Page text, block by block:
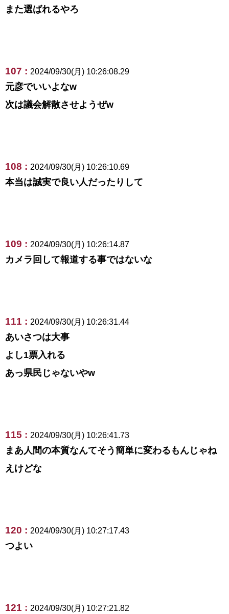
また選ばれるやろ
107 : 2024/09/30(月) 10:26:08.29
元彦でいいよなw
次は議会解散させようぜw
108 : 2024/09/30(月) 10:26:10.69
本当は誠実で良い人だったりして
109 : 2024/09/30(月) 10:26:14.87
カメラ回して報道する事ではないな
111 : 2024/09/30(月) 10:26:31.44
あいさつは大事
よし1票入れる
あっ県民じゃないやw
115 : 2024/09/30(月) 10:26:41.73
まあ人間の本質なんてそう簡単に変わるもんじゃね
えけどな
120 : 2024/09/30(月) 10:27:17.43
つよい
121 : 2024/09/30(月) 10:27:21.82